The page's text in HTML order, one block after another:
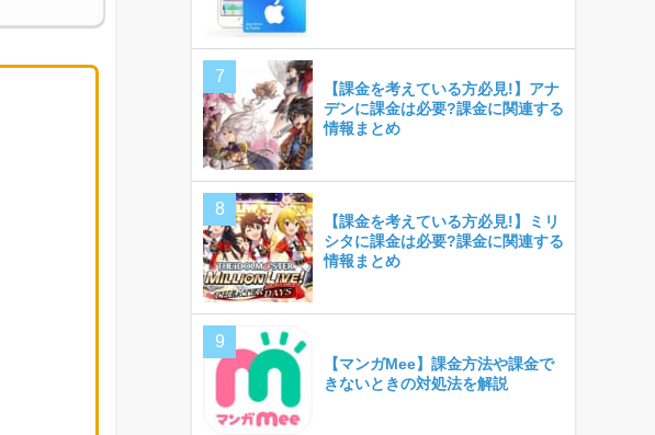
【課金を考えている方必見!】アナ
デンに課金は必要?課金に関連する
情報まとめ
【課金を考えている方必見!】ミリ
シタに課金は必要?課金に関連する
情報まとめ
【マンガMee】課金方法や課金で
きないときの対処法を解説